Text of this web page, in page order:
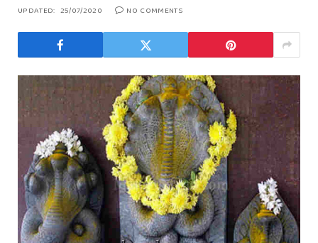
UPDATED: 25/07/2020 NO COMMENTS